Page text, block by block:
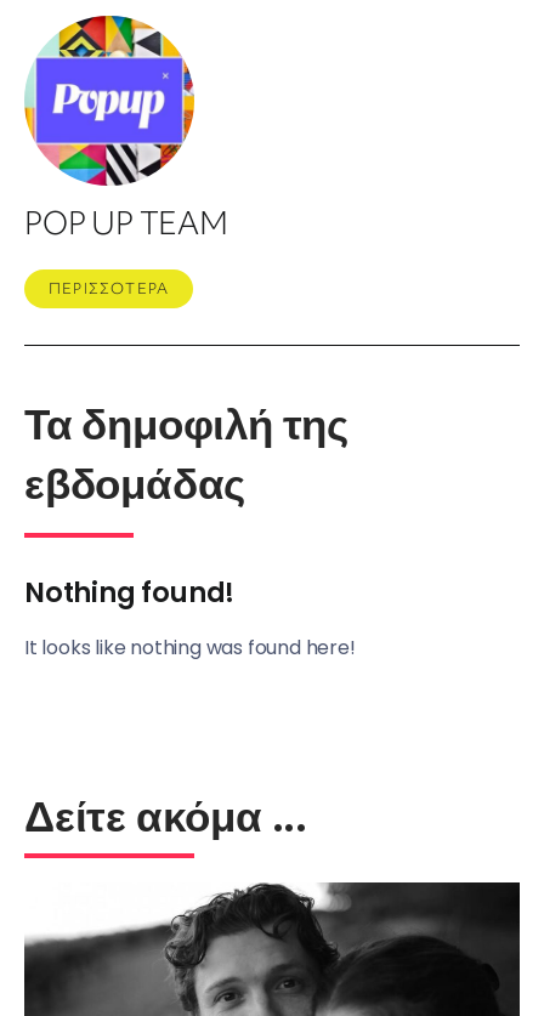
POP UP TEAM
ΠΕΡΙΣΣΟΤΕΡΑ
Τα δημοφιλή της
εβδομάδας
Nothing found!
It looks like nothing was found here!
Δείτε ακόμα ...